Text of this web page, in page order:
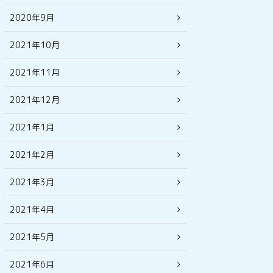
2020年9月
2021年10月
2021年11月
2021年12月
2021年1月
2021年2月
2021年3月
2021年4月
2021年5月
2021年6月